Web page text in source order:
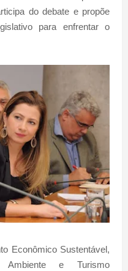
do debate e propõe
para enfrentar o
Econômico Sustentável,
Ambiente e Turismo